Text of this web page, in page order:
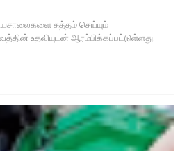
சுத்தம் செய்யும்
உதவியுடன் ஆரம்பிக்கப்பட்டுள்ளது.